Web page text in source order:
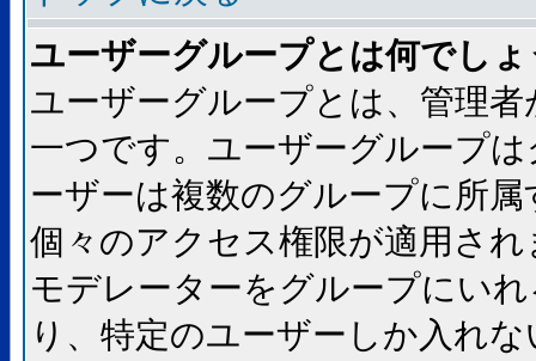
ユーザーグループとは何でし
ユーザーグループとは、管理
一つです。ユーザーグループ
ーザーは複数のグループに所
個々のアクセス権限が適用さ
モデレーターをグループにい
り、特定のユーザーしか入れ